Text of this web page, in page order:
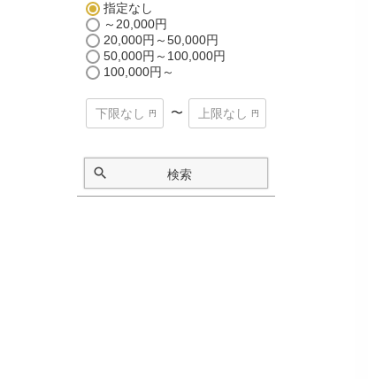
指定なし
～20,000円
20,000円～50,000円
50,000円～100,000円
100,000円～
〜
検索